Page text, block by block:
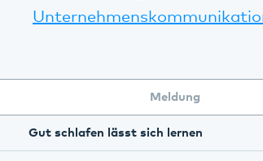
Meldung
Gut schlafen lässt sich lernen